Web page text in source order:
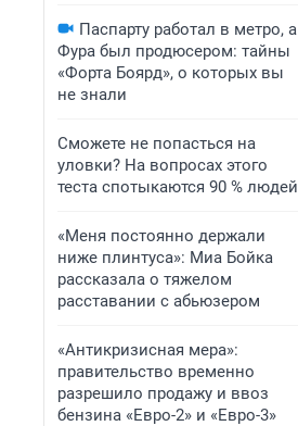
Паспарту работал в метро, а
Фура был продюсером: тайны
«Форта Боярд», о которых вы
не знали
Сможете не попасться на
уловки? На вопросах этого
теста спотыкаются 90 % людей
«Меня постоянно держали
ниже плинтуса»: Миа Бойка
рассказала о тяжелом
расставании с абьюзером
«Антикризисная мера»:
правительство временно
разрешило продажу и ввоз
бензина «Евро-2» и «Евро-3»